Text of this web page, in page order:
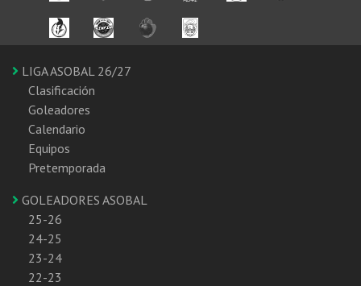
LIGA ASOBAL 26/27
Clasificación
Goleadores
Calendario
Equipos
Pretemporada
GOLEADORES ASOBAL
25-26
24-25
23-24
22-23